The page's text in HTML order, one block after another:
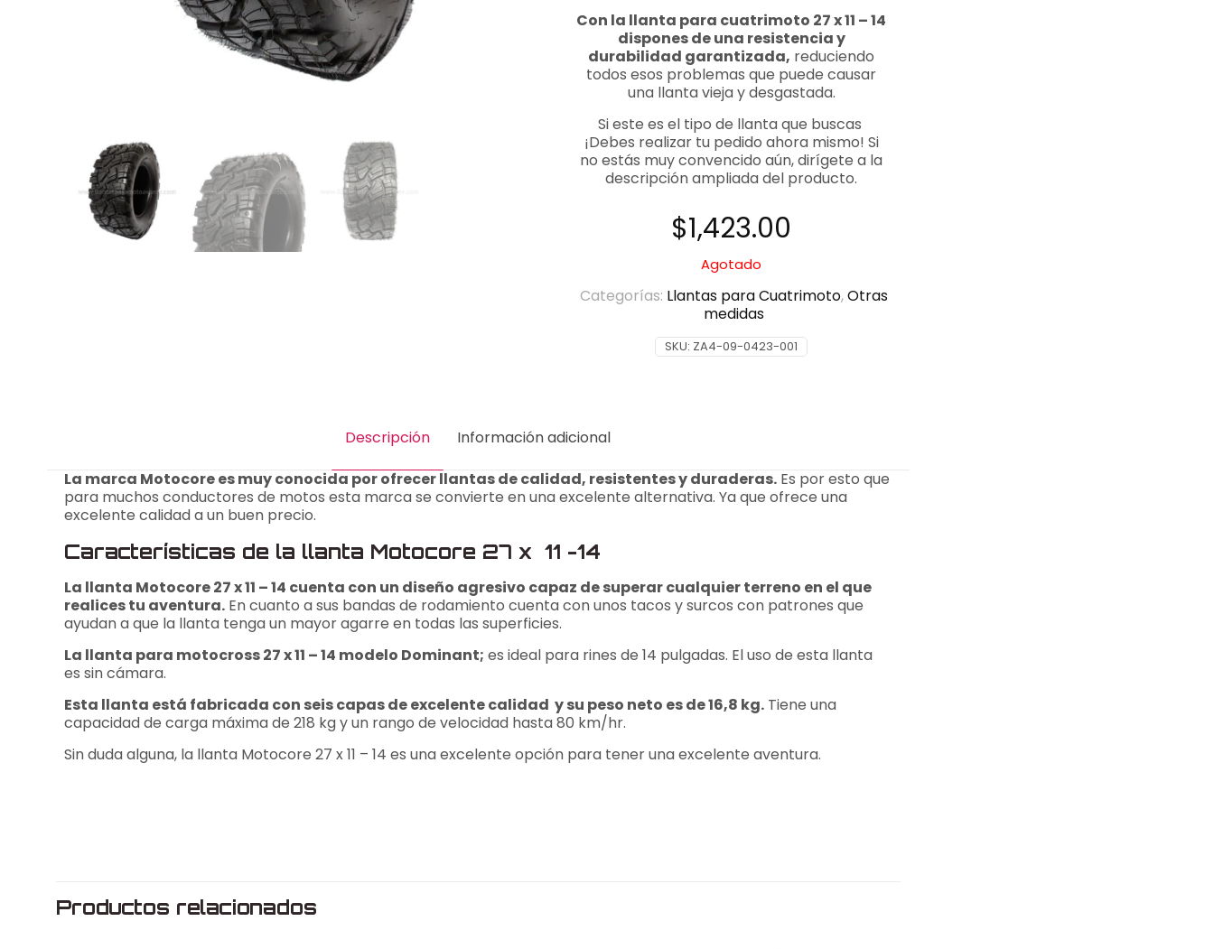
Con la llanta para cuatrimoto 27 x 11 – 14
dispones de una resistencia y
durabilidad garantizada, reduciendo
todos esos problemas que puede causar
una llanta vieja y desgastada.
Si este es el tipo de llanta que buscas
¡Debes realizar tu pedido ahora mismo! Si
no estás muy convencido aún, dirígete a la
descripción ampliada del producto.
$1,423.00
Agotado
SKU: ZA4-09-0423-001
Categorías: Llantas para Cuatrimoto,Otras
medidas
Descripción
Información adicional
La marca Motocore es muy conocida por ofrecer llantas de calidad, resistentes y duraderas. Es por esto que
para muchos conductores de motos esta marca se convierte en una excelente alternativa. Ya que ofrece una
excelente calidad a un buen precio.
Características de la llanta Motocore 27 x 11 -14
La llanta Motocore 27 x 11 – 14 cuenta con un diseño agresivo capaz de superar cualquier terreno en el que
realices tu aventura. En cuanto a sus bandas de rodamiento cuenta con unos tacos y surcos con patrones que
ayudan a que la llanta tenga un mayor agarre en todas las superficies.
La llanta para motocross 27 x 11 – 14 modelo Dominant; es ideal para rines de 14 pulgadas. El uso de esta llanta
es sin cámara.
Esta llanta está fabricada con seis capas de excelente calidad y su peso neto es de 16,8 kg. Tiene una
capacidad de carga máxima de 218 kg y un rango de velocidad hasta 80 km/hr.
Sin duda alguna, la llanta Motocore 27 x 11 – 14 es una excelente opción para tener una excelente aventura.
Rin
Productos relacionados